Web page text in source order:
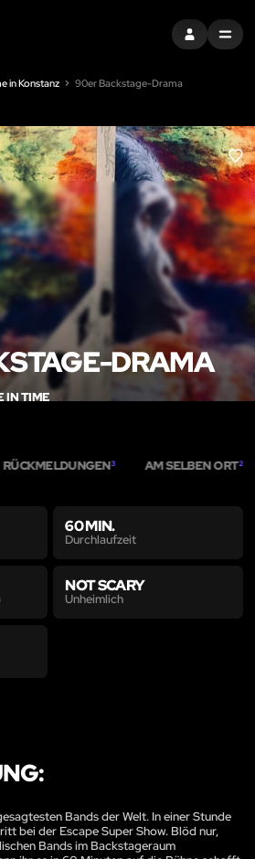
EINTRAGEN
MENU
in Konstanz 90er Backstage-Drama
LIKE
DRAMA
IN TIME
RÜCKMELDUNGEN3 AM SELBEN ORT2
60 MIN.
Durchlaufzeit
NOT SCARY
Unheimlich
Bands der Welt. In einer Stunde
bei der Escape Super Show. Blöd nur,
Bands im Backstageraum